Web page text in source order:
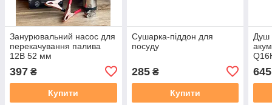
Занурювальний насос для
перекачування палива
12В 52 мм
397 ₴
Купити
Сушарка-піддон для
посуду
285₴
Купити
Душ
645